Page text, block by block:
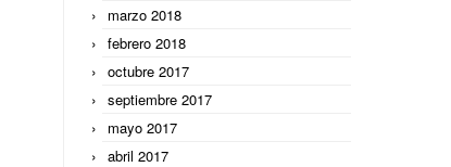
marzo 2018
febrero 2018
octubre 2017
septiembre 2017
mayo 2017
abril 2017